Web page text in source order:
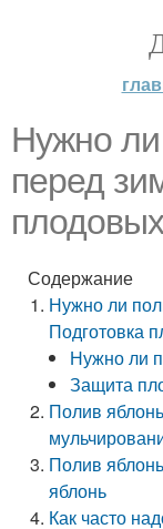
Нужно ли
перед
Содержание
Нужно ли
Подготовка
Нужно ли
Защита
Полив
Полив
яблонь
Как часто